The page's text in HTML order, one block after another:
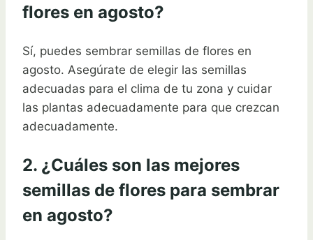
flores en agosto?
Sí, puedes sembrar semillas de flores en
agosto. Asegúrate de elegir las semillas
adecuadas para el clima de tu zona y cuidar
las plantas adecuadamente para que crezcan
adecuadamente.
2. ¿Cuáles son las mejores
semillas de flores para sembrar
en agosto?